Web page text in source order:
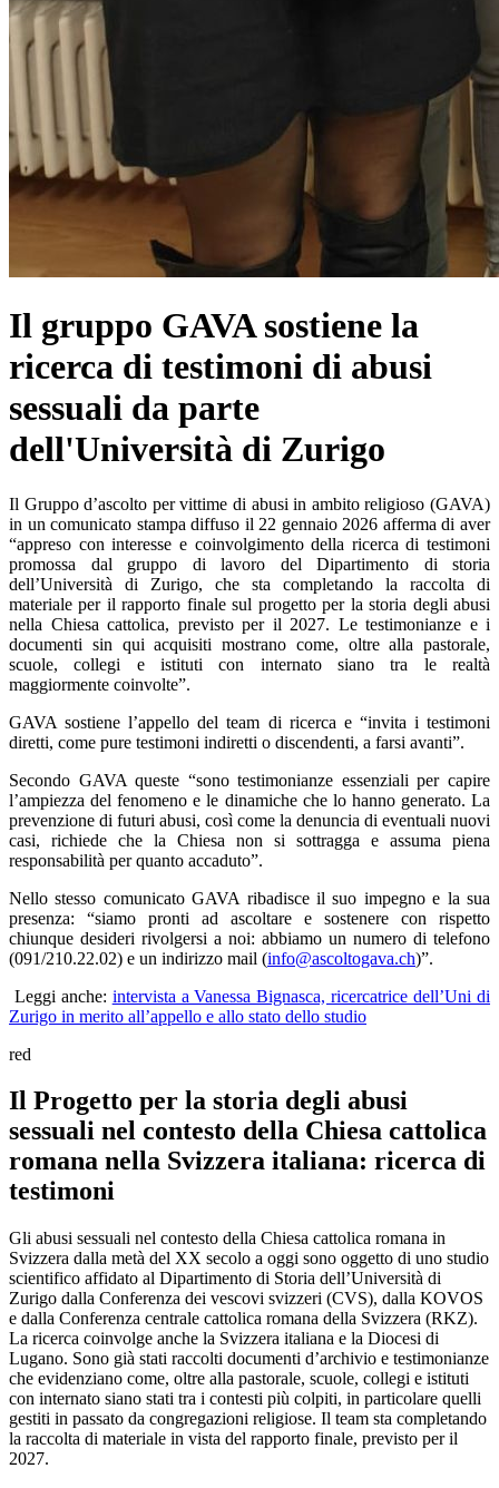
Il gruppo GAVA sostiene la
ricerca di testimoni di abusi
sessuali da parte
dell'Università di Zurigo
Il Gruppo d’ascolto per vittime di abusi in ambito religioso (GAVA)
in un comunicato stampa diffuso il 22 gennaio 2026 afferma di aver
“appreso con interesse e coinvolgimento della ricerca di testimoni
promossa dal gruppo di lavoro del Dipartimento di storia
dell’Università di Zurigo, che sta completando la raccolta di
materiale per il rapporto finale sul progetto per la storia degli abusi
nella Chiesa cattolica, previsto per il 2027. Le testimonianze e i
documenti sin qui acquisiti mostrano come, oltre alla pastorale,
scuole, collegi e istituti con internato siano tra le realtà
maggiormente coinvolte”.
GAVA sostiene l’appello del team di ricerca e “invita i testimoni
diretti, come pure testimoni indiretti o discendenti, a farsi avanti”.
Secondo GAVA queste “sono testimonianze essenziali per capire
l’ampiezza del fenomeno e le dinamiche che lo hanno generato. La
prevenzione di futuri abusi, così come la denuncia di eventuali nuovi
casi, richiede che la Chiesa non si sottragga e assuma piena
responsabilità per quanto accaduto”.
Nello stesso comunicato GAVA ribadisce il suo impegno e la sua
presenza: “siamo pronti ad ascoltare e sostenere con rispetto
chiunque desideri rivolgersi a noi: abbiamo un numero di telefono
(091/210.22.02) e un indirizzo mail (info@ascoltogava.ch)”.
Leggi anche: intervista a Vanessa Bignasca, ricercatrice dell’Uni di
Zurigo in merito all’appello e allo stato dello studio
red
Il Progetto per la storia degli abusi
sessuali nel contesto della Chiesa cattolica
romana nella Svizzera italiana: ricerca di
testimoni
Gli abusi sessuali nel contesto della Chiesa cattolica romana in
Svizzera dalla metà del XX secolo a oggi sono oggetto di uno studio
scientifico affidato al Dipartimento di Storia dell’Università di
Zurigo dalla Conferenza dei vescovi svizzeri (CVS), dalla KOVOS
e dalla Conferenza centrale cattolica romana della Svizzera (RKZ).
La ricerca coinvolge anche la Svizzera italiana e la Diocesi di
Lugano. Sono già stati raccolti documenti d’archivio e testimonianze
che evidenziano come, oltre alla pastorale, scuole, collegi e istituti
con internato siano stati tra i contesti più colpiti, in particolare quelli
gestiti in passato da congregazioni religiose. Il team sta completando
la raccolta di materiale in vista del rapporto finale, previsto per il
2027.